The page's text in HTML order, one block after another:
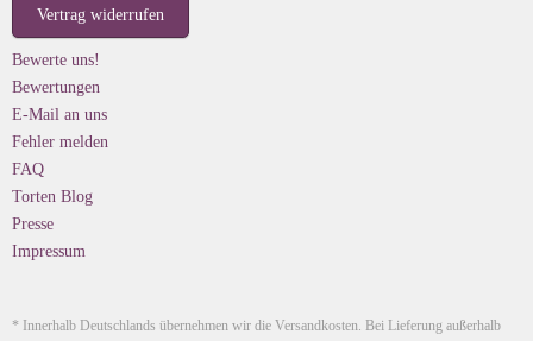
Vertrag widerrufen
Bewerte uns!
Bewertungen
E-Mail an uns
Fehler melden
FAQ
Torten Blog
Presse
Impressum
* Innerhalb Deutschlands übernehmen wir die Versandkosten. Bei Lieferung außerhalb